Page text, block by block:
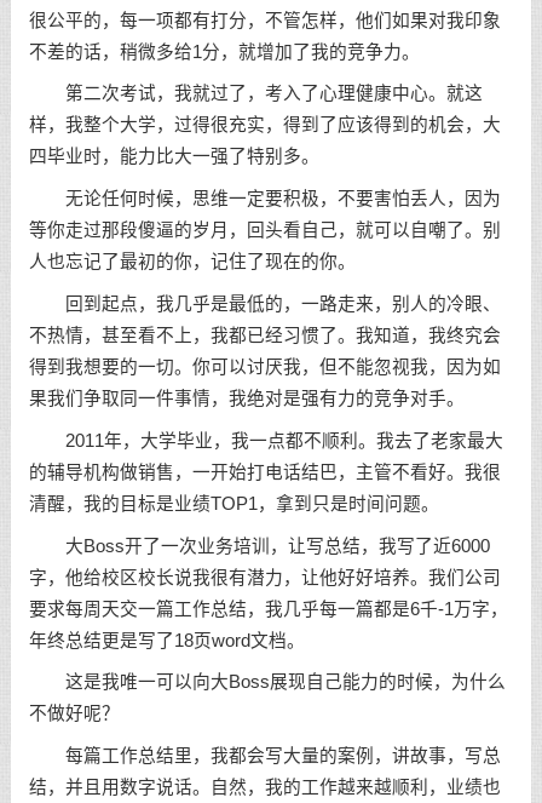
很公平的，每一项都有打分，不管怎样，他们如果对我印象
不差的话，稍微多给1分，就增加了我的竞争力。
第二次考试，我就过了，考入了心理健康中心。就这
样，我整个大学，过得很充实，得到了应该得到的机会，大
四毕业时，能力比大一强了特别多。
无论任何时候，思维一定要积极，不要害怕丢人，因为
等你走过那段傻逼的岁月，回头看自己，就可以自嘲了。别
人也忘记了最初的你，记住了现在的你。
回到起点，我几乎是最低的，一路走来，别人的冷眼、
不热情，甚至看不上，我都已经习惯了。我知道，我终究会
得到我想要的一切。你可以讨厌我，但不能忽视我，因为如
果我们争取同一件事情，我绝对是强有力的竞争对手。
2011年，大学毕业，我一点都不顺利。我去了老家最大
的辅导机构做销售，一开始打电话结巴，主管不看好。我很
清醒，我的目标是业绩TOP1，拿到只是时间问题。
大Boss开了一次业务培训，让写总结，我写了近6000
字，他给校区校长说我很有潜力，让他好好培养。我们公司
要求每周天交一篇工作总结，我几乎每一篇都是6千-1万字，
年终总结更是写了18页word文档。
这是我唯一可以向大Boss展现自己能力的时候，为什么
不做好呢？
每篇工作总结里，我都会写大量的案例，讲故事，写总
结，并且用数字说话。自然，我的工作越来越顺利，业绩也